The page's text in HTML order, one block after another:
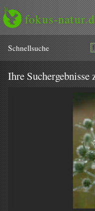
fokus-
Schnell­suche
Ihre